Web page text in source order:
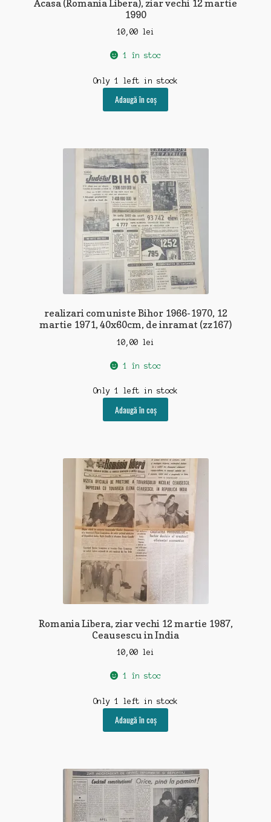
Acasa (Romania Libera), ziar vechi 12 martie
1990
10,00 lei
1 în stoc
Only 1 left in stock
Adaugă în coș
realizari comuniste Bihor 1966-1970, 12
martie 1971, 40x60cm, de inramat (zz167)
10,00 lei
1 în stoc
Only 1 left in stock
Adaugă în coș
Romania Libera, ziar vechi 12 martie 1987,
Ceausescu in India
10,00 lei
1 în stoc
Only 1 left in stock
Adaugă în coș